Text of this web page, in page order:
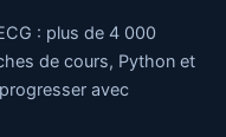
: plus de 4 000
de cours, Python et
avec